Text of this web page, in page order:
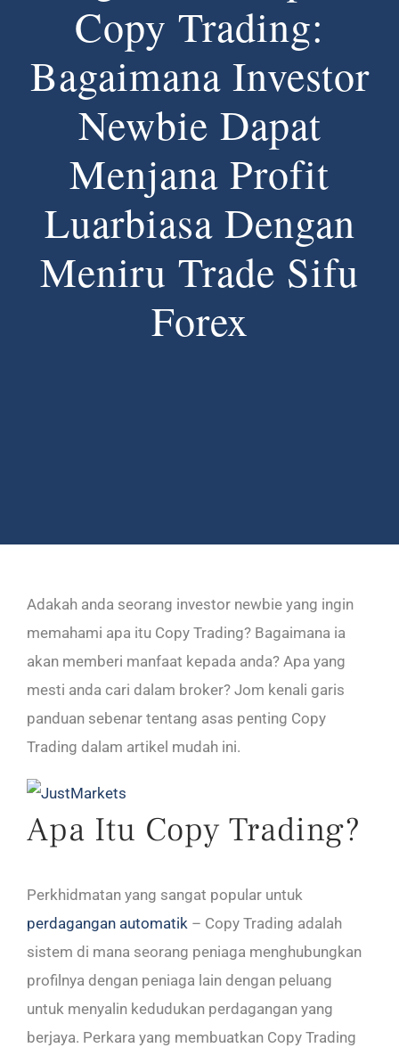
Tentang Kami
Hubungi Kami
Copy Trading:
Bagaimana Investor
Newbie Dapat
Menjana Profit
Luarbiasa Dengan
Meniru Trade Sifu
Forex
Adakah anda seorang investor newbie yang ingin
memahami apa itu Copy Trading? Bagaimana ia
akan memberi manfaat kepada anda? Apa yang
mesti anda cari dalam broker? Jom kenali garis
panduan sebenar tentang asas penting Copy
Trading dalam artikel mudah ini.
Apa Itu Copy Trading?
Perkhidmatan yang sangat popular untuk
perdagangan automatik– Copy Trading adalah
sistem di mana seorang peniaga menghubungkan
profilnya dengan peniaga lain dengan peluang
untuk menyalin kedudukan perdagangan yang
berjaya. Perkara yang membuatkan Copy Trading